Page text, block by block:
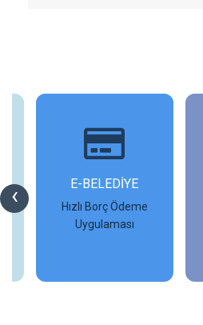
‹ E-BELEDİYE
Hızlı Borç Ödeme
Uygulaması